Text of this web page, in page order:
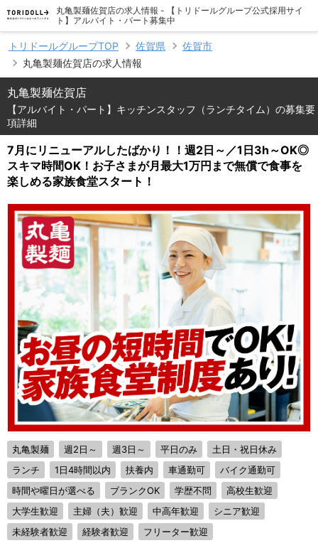
丸亀製麺佐賀店の求人情報 - 【トリドールグループ公式採用サイ
ト】アルバイト・パート募集中
トリドールグループTOP 佐賀県
佐賀市
丸亀製麺佐賀店の求人情報
丸亀製麺佐賀店
【アルバイト・パート】キッチンスタッフ（ランチタイム）の募集要
項詳細
7月にリニューアルしたばかり！！週2日～／1日3h～OK◎
スキマ時間OK！お子さまが月最大1万円まで無償で食事を
楽しめる家族食堂スタート！
丸亀製麺 週2日～ 週3日～ 平日のみ
土日・祝日休み
ランチ
1日4時間以内 扶養内 車通勤可
バイク通勤可
時間や曜日が選べる
ブランクOK 学歴不問
高校生歓迎
大学生歓迎
主婦（夫）歓迎 中高年歓迎
シニア歓迎
未経験者歓迎
経験者歓迎 フリーター歓迎